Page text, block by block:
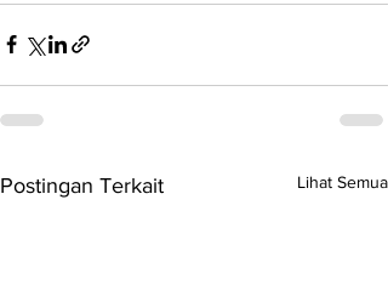
Postingan Terkait Lihat Semua